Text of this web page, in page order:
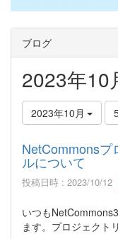
ブログ
2023年10
2023年10月
NetCommonsプ
ルについて
投稿日時 : 2023/10/12
いつも
ます。プロジェクト